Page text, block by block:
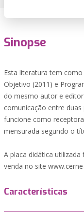
Sinopse
Esta literatura tem
Objetivo (2011) e
do mesmo autor e
comunicação entre
funcione como
mensurada segundo o
A placa didática
venda no site
Características